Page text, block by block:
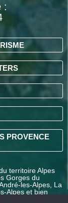
:
PROVENCE
territoire Alpes
Gorges du
les-Alpes, La
Alpes et bien